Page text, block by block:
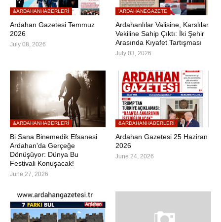
&ARDAHANHABERLERI
Ardahan Gazetesi Temmuz
2026
July 08, 2026
'ARDAHANEGAZETE
Ardahanlılar Valisine, Karslılar
Vekiline Sahip Çıktı: İki Şehir
Arasında Kıyafet Tartışması
July 03, 2026
&ARDAHANHABERLERI
Bi Sana Binemedik Efsanesi
Ardahan'da Gerçeğe
Dönüşüyor: Dünya Bu
Festivali Konuşacak!
June 27, 2026
&ARDAHANHABERLERI
Ardahan Gazetesi 25 Haziran
2026
June 24, 2026